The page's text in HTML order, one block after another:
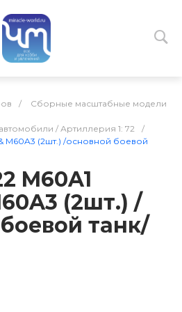
/
Сборные масштабные модели
/ Артиллерия 1: 72
/
M60A3 (2шт.) /основной боевой
M60A1
(2шт.) /
танк/